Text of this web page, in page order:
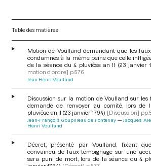
Table des matières
Motion de Voulland demandant que les
condamnés à la même peine que celle
de la séance du 4 pluviôse an II (23 janvier
motion d'ordre] p.576
Jean Henri Voulland
Discussion sur la motion de Voulland sur les
demande de renvoyer au comité, lors de
pluviôse an II (23 janvier 1794) [Discussion]
Jean-François Goupilleau de Fontenay Jacques
Henri Voulland
Décret, présenté par Voulland, fixant
convaincu de faux témoignage sur une
sera puni de mort, lors de la séance du 4